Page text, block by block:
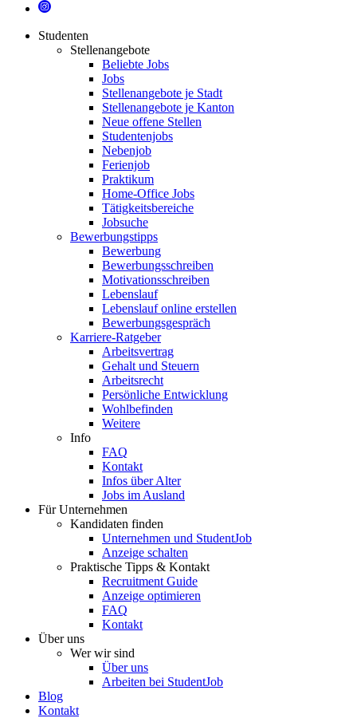
Studenten
Stellenangebote
Beliebte Jobs
Jobs
Stellenangebote je Stadt
Stellenangebote je Kanton
Neue offene Stellen
Studentenjobs
Nebenjob
Ferienjob
Praktikum
Home-Office Jobs
Tätigkeitsbereiche
Jobsuche
Bewerbungstipps
Bewerbung
Bewerbungsschreiben
Motivationsschreiben
Lebenslauf
Lebenslauf online erstellen
Bewerbungsgespräch
Karriere-Ratgeber
Arbeitsvertrag
Gehalt und Steuern
Arbeitsrecht
Persönliche Entwicklung
Wohlbefinden
Weitere
Info
FAQ
Kontakt
Infos über Alter
Jobs im Ausland
Für Unternehmen
Kandidaten finden
Unternehmen und StudentJob
Anzeige schalten
Praktische Tipps & Kontakt
Recruitment Guide
Anzeige optimieren
FAQ
Kontakt
Über uns
Wer wir sind
Über uns
Arbeiten bei StudentJob
Blog
Kontakt